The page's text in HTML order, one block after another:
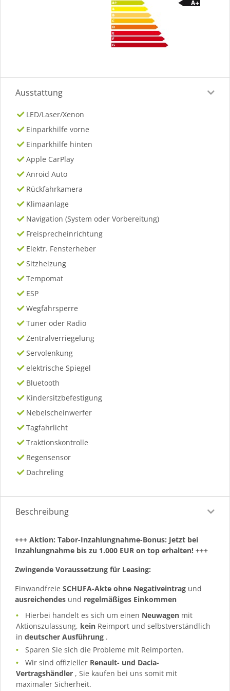
Ausstattung
LED/Laser/Xenon
Einparkhilfe vorne
Einparkhilfe hinten
Apple CarPlay
Anroid Auto
Rückfahrkamera
Klimaanlage
Navigation (System oder Vorbereitung)
Freisprecheinrichtung
Elektr. Fensterheber
Sitzheizung
Tempomat
ESP
Wegfahrsperre
Tuner oder Radio
Zentralverriegelung
Servolenkung
elektrische Spiegel
Bluetooth
Kindersitzbefestigung
Nebelscheinwerfer
Tagfahrlicht
Traktionskontrolle
Regensensor
Dachreling
Beschreibung
+++ Aktion: Tabor-Inzahlungnahme-Bonus: Jetzt bei
Inzahlungnahme bis zu 1.000 EUR on top erhalten! +++
Zwingende Voraussetzung für Leasing:
Einwandfreie SCHUFA-Akte ohne Negativeintrag und
ausreichendes und regelmäßiges Einkommen
Hierbei handelt es sich um einen Neuwagen mit
Aktionszulassung, kein Reimport und selbstverständlich
in deutscher Ausführung .
Sparen Sie sich die Probleme mit Reimporten.
Wir sind offizieller Renault- und Dacia-
Vertragshändler , Sie kaufen bei uns somit mit
maximaler Sicherheit.